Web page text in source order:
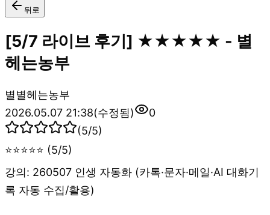
뒤로
[5/7 라이브 후기] ★★★★★ - 별
헤는농부
별별헤는농부
2026.05.07 21:38(수정됨)
0
(5/5)
⭐⭐⭐⭐⭐ (5/5)
강의: 260507 인생 자동화 (카톡·문자·메일·AI 대화기
록 자동 수집/활용)